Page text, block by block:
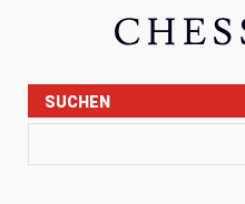
SUCHEN